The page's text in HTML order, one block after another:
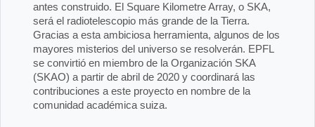
antes construido. El Square Kilometre Array, o SKA,
será el radiotelescopio más grande de la Tierra.
Gracias a esta ambiciosa herramienta, algunos de los
mayores misterios del universo se resolverán. EPFL
se convirtió en miembro de la Organización SKA
(SKAO) a partir de abril de 2020 y coordinará las
contribuciones a este proyecto en nombre de la
comunidad académica suiza.